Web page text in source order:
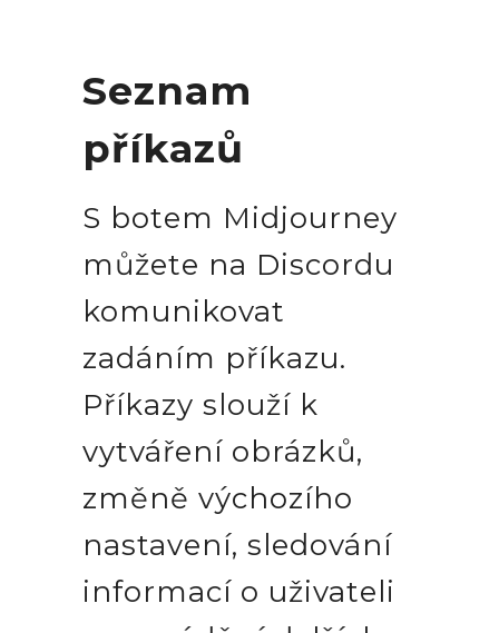
Seznam
příkazů
S botem Midjourney
můžete na Discordu
komunikovat
zadáním příkazu.
Příkazy slouží k
vytváření obrázků,
změně výchozího
nastavení, sledování
informací o uživateli